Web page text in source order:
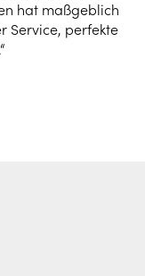
hat maßgeblich
Service, perfekte